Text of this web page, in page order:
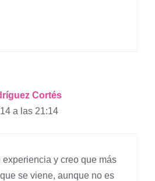
Cortés
a las 21:14
y creo que más
se viene, aunque no es